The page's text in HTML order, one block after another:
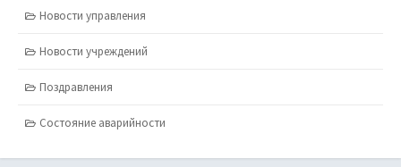
Новости управления
Новости учреждений
Поздравления
Состояние аварийности